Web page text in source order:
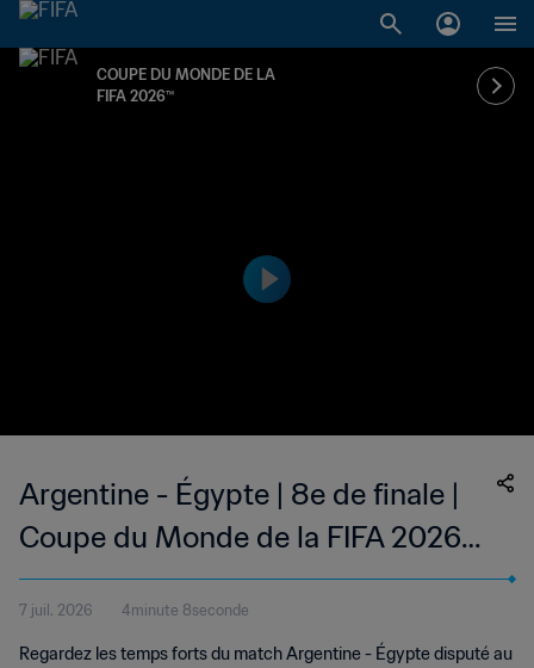
COUPE DU MONDE DE LA
FIFA 2026™
Argentine - Égypte | 8e de finale |
Coupe du Monde de la FIFA 2026™ |
Temps forts | Langue des signes
internationale (LSI)
7 juil. 2026 4minute 8seconde
Regardez les temps forts du match Argentine - Égypte disputé au